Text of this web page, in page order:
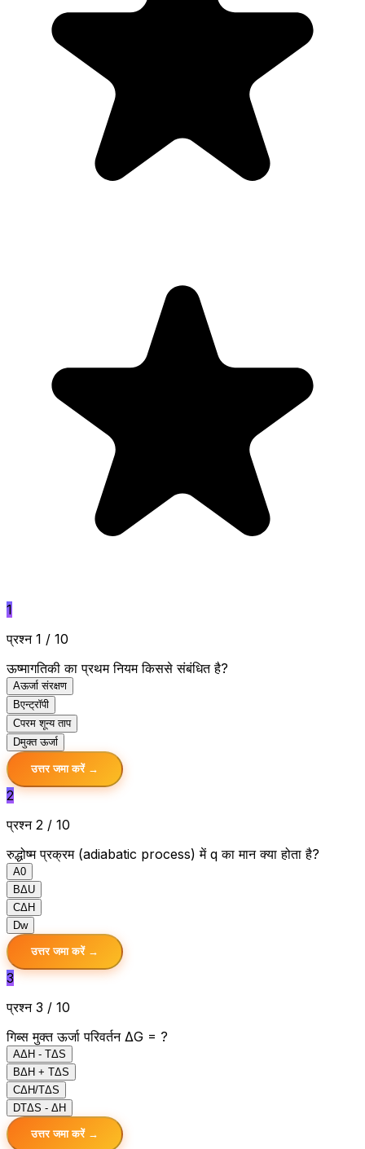
1
प्रश्न 1 / 10
ऊष्मागतिकी का प्रथम नियम किससे संबंधित है?
Aऊर्जा संरक्षण
Bएन्ट्रॉपी
Cपरम शून्य ताप
Dमुक्त ऊर्जा
उत्तर जमा करें →
2
प्रश्न 2 / 10
रुद्धोष्म प्रक्रम (adiabatic process) में q का मान क्या होता है?
A0
BΔU
CΔH
Dw
उत्तर जमा करें →
3
प्रश्न 3 / 10
गिब्स मुक्त ऊर्जा परिवर्तन ΔG = ?
AΔH - TΔS
BΔH + TΔS
CΔH/TΔS
DTΔS - ΔH
उत्तर जमा करें →